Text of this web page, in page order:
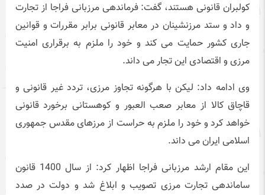
کولبران قانونی هستند، گفت: فرماندهی مرزبانی فراجا از تجارت
و داد و ستد مرزنشینان در معابر قانونی برابر مقررات و قوانین
جاری کشور حمایت می کند و خود را ملزم به برقراری امنیت
مرزی و اقتصادی این تجار می داند.
وی ادامه داد: لیکن با هرگونه تجاوز مرزی، تردد غیر قانونی و
قاچاق کالا از معابر صعب العبور و کوهستانی برخورد قانونی
خواهد کرد و خود را ملزم به حراست از مرزهای مقدس جمهوری
اسلامی ایران می داند.
این مقام ارشد مرزبانی فراجا اظهار کرد: از سال 1400 قانون
ساماندهی تجارت مرزی تصویب و ابلاغ شد و دولت در صدد